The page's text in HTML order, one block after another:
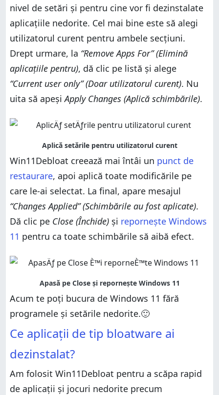
nivel de setări și pentru cine vor fi dezinstalate
aplicațiile nedorite. Cel mai bine este să alegi
utilizatorul curent pentru ambele secțiuni.
Drept urmare, la “Remove Apps For” (Elimină
aplicațiile pentru), dă clic pe listă și alege
“Current user only” (Doar utilizatorul curent). Nu
uita să apeșiApply Changes (Aplică schimbările).
Win11Debloat creează mai întâi un punct de
restaurare, apoi aplică toate modificările pe
care le‑ai selectat. La final, apare mesajul
“Changes Applied” (Schimbările au fost aplicate).
Dă clic pe Close (Închide) și repornește Windows
11 pentru ca toate schimbările să aibă efect.
Acum te poți bucura de Windows 11 fără
programele și setările nedorite.🙂
Ce aplicații de tip bloatware ai
dezinstalat?
Am folosit Win11Debloat pentru a scăpa rapid
de aplicații și jocuri nedorite precum